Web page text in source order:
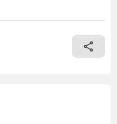
PREMIUM – Präzision,